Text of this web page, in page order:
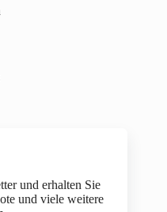
und erhalten Sie
und viele weitere